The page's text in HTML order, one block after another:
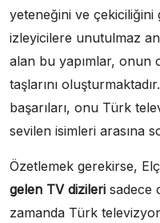
yeteneğini ve
izleyicilere unutulmaz
alan bu yapımlar, onun
taşlarını
başarıları, onu Türk
sevilen isimleri arasına
Özetlemek gerekirse,
gelen TV dizileri sadece
zamanda Türk